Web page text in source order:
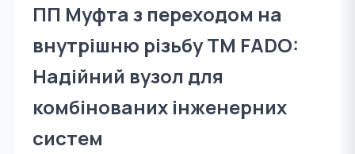
ПП Муфта з переходом на
внутрішню різьбу TM FADO:
Надійний вузол для
комбінованих інженерних
систем